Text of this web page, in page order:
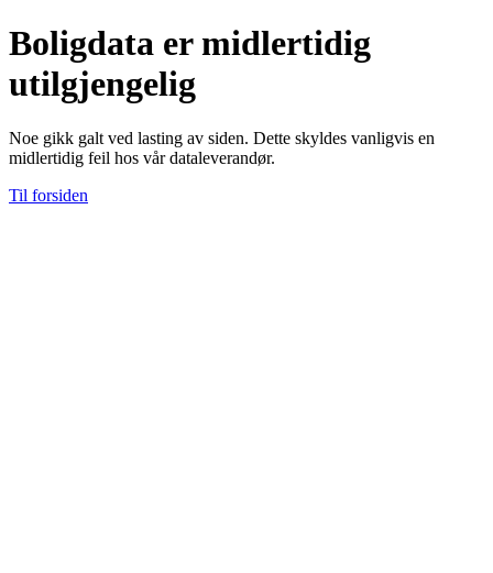
Boligdata er midlertidig
utilgjengelig
Noe gikk galt ved lasting av siden. Dette skyldes vanligvis en
midlertidig feil hos vår dataleverandør.
Til forsiden